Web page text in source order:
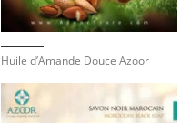
Huile d’Amande Douce Azoor